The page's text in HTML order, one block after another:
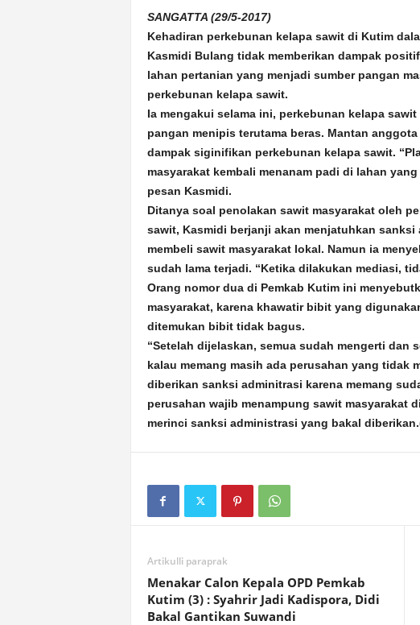
SANGATTA (29/5-2017)
Kehadiran perkebunan kelapa sawit di Kutim
Kasmidi Bulang tidak memberikan dampak
lahan pertanian yang menjadi sumber pangan
perkebunan kelapa sawit.
Ia mengakui selama ini, perkebunan kelapa
pangan menipis terutama beras. Mantan
dampak siginifikan perkebunan kelapa sawit.
masyarakat kembali menanam padi di lahan
pesan Kasmidi.
Ditanya soal penolakan sawit masyarakat oleh
sawit, Kasmidi berjanji akan menjatuhkan
membeli sawit masyarakat lokal. Namun ia
sudah lama terjadi. “Ketika dilakukan mediasi,
Orang nomor dua di Pemkab Kutim ini
masyarakat, karena khawatir bibit yang
ditemukan bibit tidak bagus.
“Setelah dijelaskan, semua sudah mengerti dan
kalau memang masih ada perusahan yang tidak
diberikan sanksi adminitrasi karena memang
perusahan wajib menampung sawit masyarakat
merinci sanksi administrasi yang bakal diberikan.
Artikulli paraprak
Menakar Calon Kepala OPD Pemkab
Kutim (3) : Syahrir Jadi Kadispora, Didi
Bakal Gantikan Suwandi